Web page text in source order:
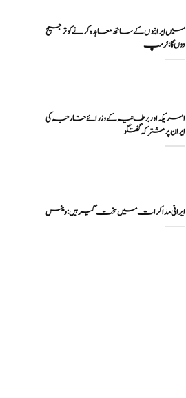
میں ایرانیوں کے ساتھ معاہدہ کرنے کو ترجیح
دوں گا : ٹرمپ
امریکہ اور برطانیہ کے وزرائے خارجہ کی
ایران پر مشترکہ گفتگو
ایرانی مذاکرات میں سخت گیر ہیں: وینس